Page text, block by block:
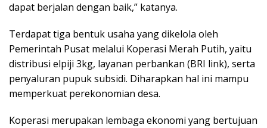
dapat berjalan dengan baik,” katanya.
Terdapat tiga bentuk usaha yang dikelola oleh
Pemerintah Pusat melalui Koperasi Merah Putih, yaitu
distribusi elpiji 3kg, layanan perbankan (BRI link), serta
penyaluran pupuk subsidi. Diharapkan hal ini mampu
memperkuat perekonomian desa.
Koperasi merupakan lembaga ekonomi yang bertujuan